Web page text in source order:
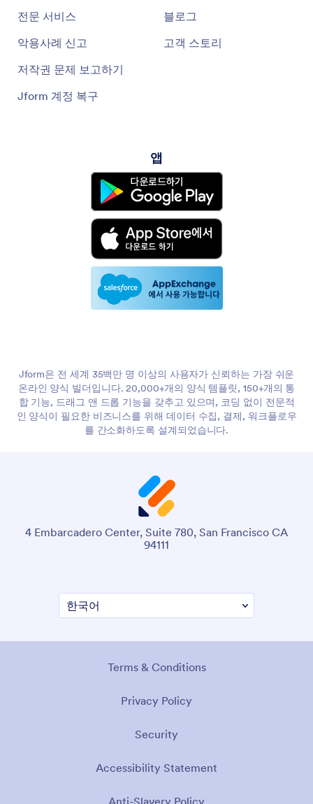
전문 서비스
악용사례 신고
저작권 문제 보고하기
Jform 계정 복구
블로그
고객 스토리
앱
Jform은 전 세계 35백만 명 이상의 사용자가 신뢰하는 가장 쉬운
온라인 양식 빌더입니다. 20,000+개의 양식 템플릿, 150+개의 통
합 기능, 드래그 앤 드롭 기능을 갖추고 있으며, 코딩 없이 전문적
인 양식이 필요한 비즈니스를 위해 데이터 수집, 결제, 워크플로우
를 간소화하도록 설계되었습니다.
4 Embarcadero Center, Suite 780, San Francisco CA
94111
Terms & Conditions
Privacy Policy
Security
Accessibility Statement
Anti-Slavery Policy